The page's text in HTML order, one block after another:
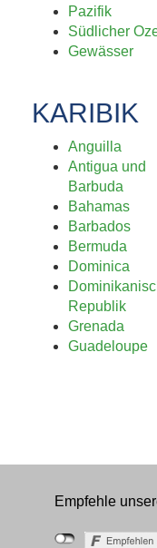
Pazifik
Südlicher
Gewässer
KARIBIK
Anguilla
Antigua und
Barbuda
Bahamas
Barbados
Bermuda
Dominica
Republik
Grenada
Guadeloupe
Empfehle